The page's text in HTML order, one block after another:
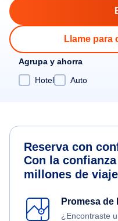
Llame para
Agrupa y ahorra
Hotel
Auto
Reserva con
Con la
millones de
Promesa
¿Encontraste